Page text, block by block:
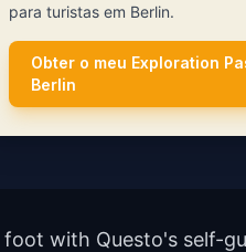
para turistas em Berlin.
Obter o meu Exploration
Berlin
foot with Questo's self-